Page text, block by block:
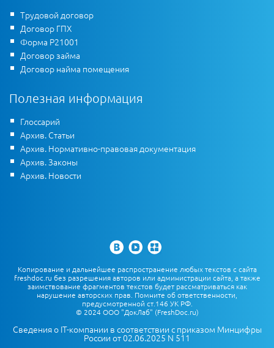
Трудовой договор
Договор ГПХ
Форма Р21001
Договор займа
Договор найма помещения
Полезная информация
Глоссарий
Архив. Статьи
Архив. Нормативно-правовая документация
Архив. Законы
Архив. Новости
Копирование и дальнейшее распространение любых текстов с сайта
freshdoc.ru без разрешения авторов или администрации сайта, а также
заимствование фрагментов текстов будет рассматриваться как
нарушение авторских прав. Помните об ответственности,
предусмотренной ст.146 УК РФ.
© 2024 ООО "ДокЛаб" (FreshDoc.ru)
Сведения о IT-компании в соответствии с приказом Минцифры
России от 02.06.2025 N 511